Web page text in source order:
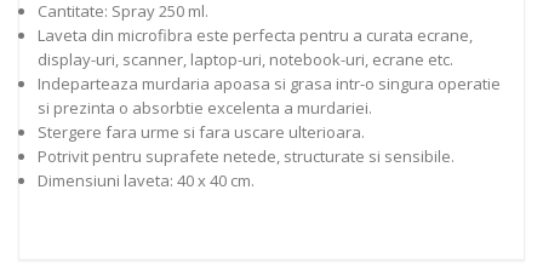
Cantitate: Spray 250 ml.
Laveta din microfibra este perfecta pentru a curata ecrane,
display-uri, scanner, laptop-uri, notebook-uri, ecrane etc.
Indeparteaza murdaria apoasa si grasa intr-o singura operatie
si prezinta o absorbtie excelenta a murdariei.
Stergere fara urme si fara uscare ulterioara.
Potrivit pentru suprafete netede, structurate si sensibile.
Dimensiuni laveta: 40 x 40 cm.